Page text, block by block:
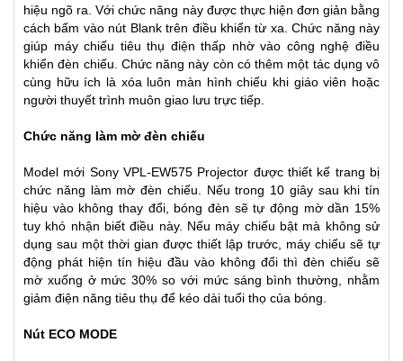
hiệu ngõ ra. Với chức năng này được thực hiện đơn giản bằng
cách bấm vào nút Blank trên điều khiển từ xa. Chức năng này
giúp máy chiếu tiêu thụ điện thấp nhờ vào công nghệ điều
khiển đèn chiếu. Chức năng này còn có thêm một tác dụng vô
cùng hữu ích là xóa luôn màn hình chiếu khi giáo viên hoặc
người thuyết trình muôn giao lưu trực tiếp.
Chức năng làm mờ đèn chiếu
Model mới Sony VPL-EW575 Projector được thiết kế trang bị
chức năng làm mờ đèn chiếu. Nếu trong 10 giây sau khi tín
hiệu vào không thay đổi, bóng đèn sẽ tự động mờ dần 15%
tuy khó nhận biết điều này. Nếu máy chiếu bật mà không sử
dụng sau một thời gian được thiết lập trước, máy chiếu sẽ tự
động phát hiện tín hiệu đầu vào không đổi thì đèn chiếu sẽ
mờ xuống ở mức 30% so với mức sáng bình thường, nhằm
giảm điện năng tiêu thụ để kéo dài tuổi thọ của bóng.
Nút ECO MODE